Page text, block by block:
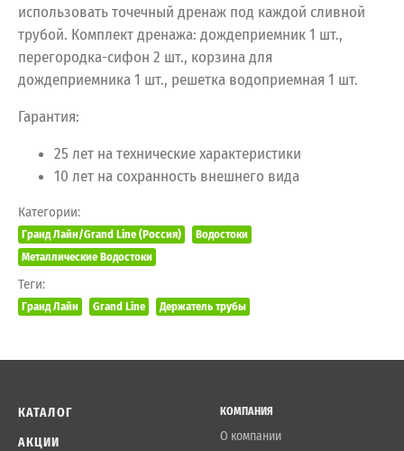
использовать точечный дренаж под каждой сливной
трубой. Комплект дренажа: дождеприемник 1 шт.,
перегородка-сифон 2 шт., корзина для
дождеприемника 1 шт., решетка водоприемная 1 шт.
Гарантия:
25 лет на технические характеристики
10 лет на сохранность внешнего вида
Категории:
Гранд Лайн/Grand Line (Россия)
Водостоки
Металлические Водостоки
Теги:
Гранд Лайн Grand Line Держатель трубы
КАТАЛОГ
АКЦИИ
КОМПАНИЯ
О компании